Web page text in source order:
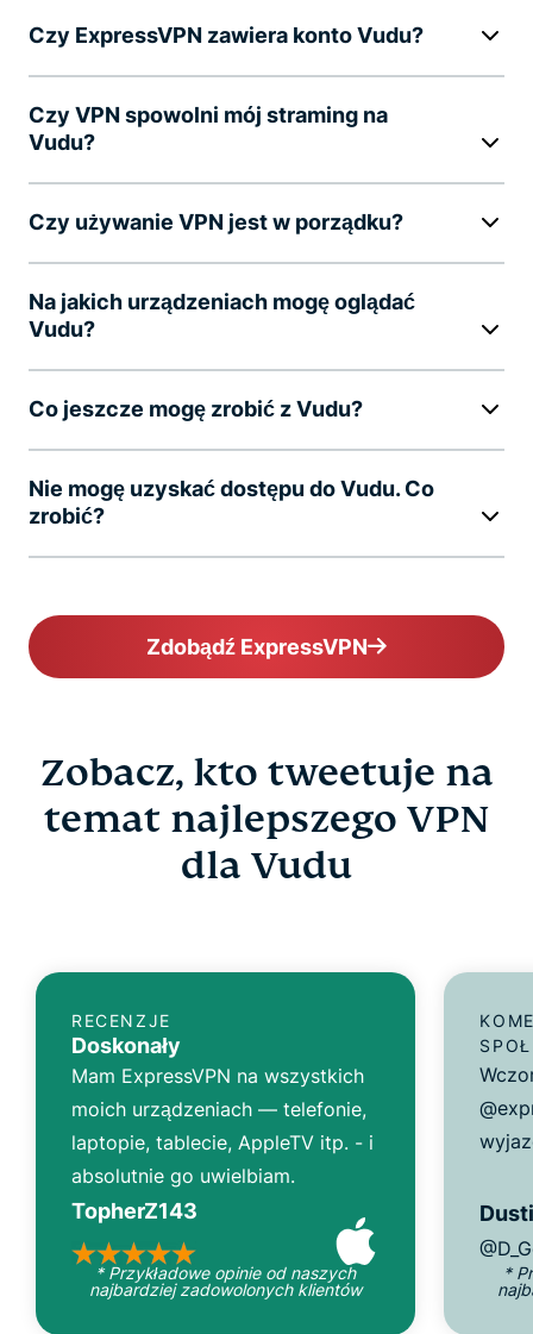
Czy ExpressVPN zawiera konto Vudu?
Czy VPN spowolni mój straming na
Vudu?
Czy używanie VPN jest w porządku?
Na jakich urządzeniach mogę oglądać
Vudu?
Co jeszcze mogę zrobić z Vudu?
Nie mogę uzyskać dostępu do Vudu. Co
zrobić?
Zdobądź ExpressVPN
Zobacz, kto tweetuje na
temat najlepszego VPN
dla Vudu
RECENZJE
Doskonały
Mam ExpressVPN na wszystkich
moich urządzeniach — telefonie,
laptopie, tablecie, AppleTV itp. - i
absolutnie go uwielbiam.
TopherZ143
* Przykładowe opinie od naszych
najbardziej zadowolonych klientów
*